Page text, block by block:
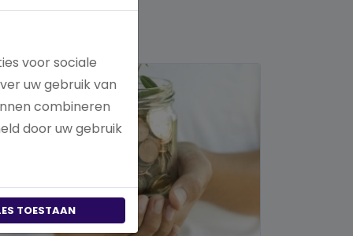
voor sociale
uw gebruik van
combineren
door uw gebruik
TOESTAAN